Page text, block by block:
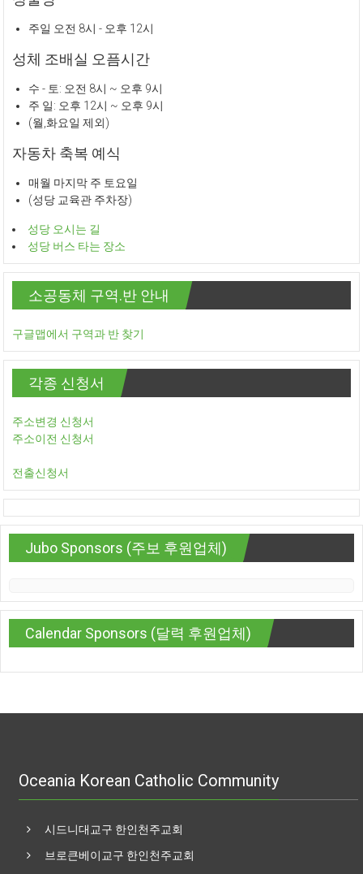
주일 오전 8시 - 오후 12시
성체 조배실 오픔시간
수 - 토: 오전 8시 ~ 오후 9시
주 일: 오후 12시 ~ 오후 9시
(월,화요일 제외)
자동차 축복 예식
매월 마지막 주 토요일
(성당 교육관 주차장)
성당 오시는 길
성당 버스 타는 장소
소공동체 구역.반 안내
구글맵에서 구역과 반 찾기
각종 신청서
주소변경 신청서
주소이전 신청서
전출신청서
Jubo Sponsors (주보 후원업체)
Calendar Sponsors (달력 후원업체)
Oceania Korean Catholic Community
시드니대교구 한인천주교회
브로큰베이교구 한인천주교회